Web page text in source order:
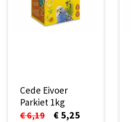
Cede Eivoer
Parkiet 1kg
€ 6,19 € 5,25